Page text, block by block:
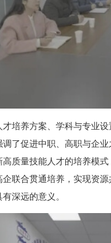
培养方案、学科与专业
了促进中职、高职与企
质量技能人才的培养模
联合贯通培养，实现资
深远的意义。